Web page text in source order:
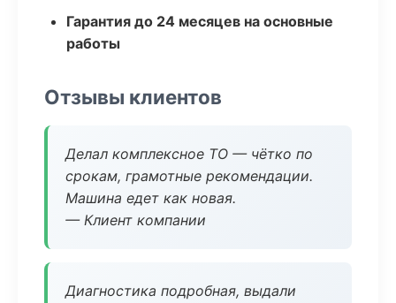
Гарантия до 24 месяцев на основные
работы
Отзывы клиентов
Делал комплексное ТО — чётко по
срокам, грамотные рекомендации.
Машина едет как новая.
— Клиент компании
Диагностика подробная, выдали